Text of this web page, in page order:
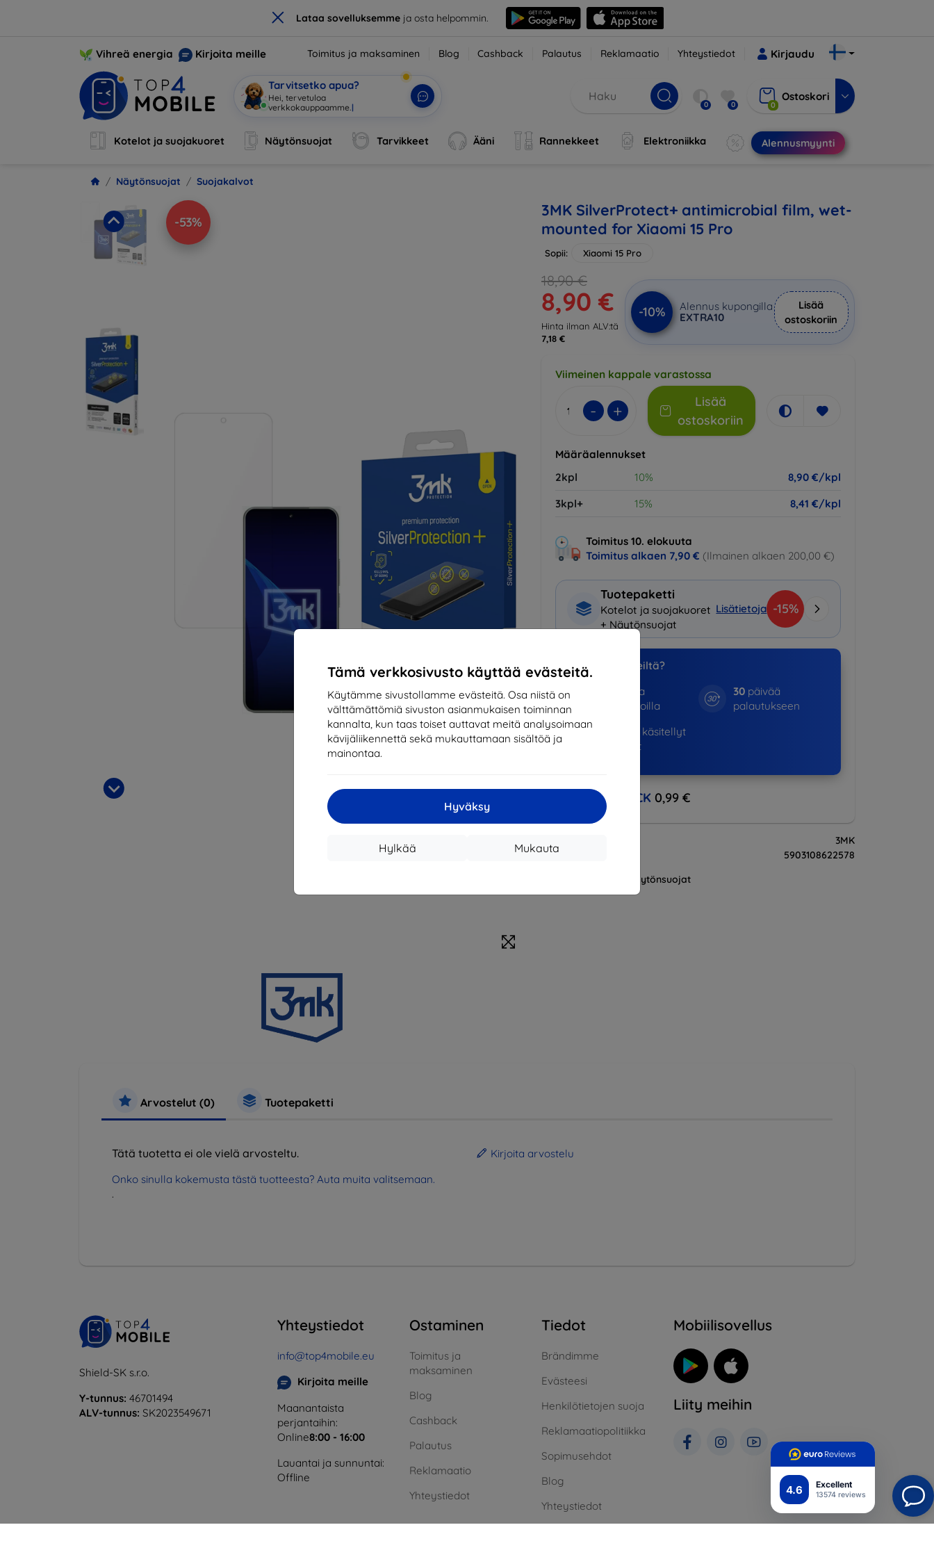
× Lataa sovelluksemmeja osta helpommin.
4.6 Excellent
13574 reviews
Tämä verkkosivusto käyttää evästeitä.
Käytämme sivustollamme evästeitä. Osa niistä on
välttämättömiä sivuston asianmukaisen toiminnan
kannalta, kun taas toiset auttavat meitä analysoimaan
kävijäliikennettä sekä mukauttamaan sisältöä ja
mainontaa.
Hyväksy
Mukauta
Hylkää
Vihreä energia Kirjoita meille Toimitus ja maksaminen Blog Cashback Palautus Reklamaatio Yhteystiedot Kirjaudu
Tarvitsetko apua?
Hei, tervetuloa
verkkokauppaamme. | 0 0 0
Ostoskori
Kotelot ja suojakuoret Näytönsuojat Tarvikkeet Ääni Rannekkeet Elektroniikka Alennusmyynti
Näytönsuojat Suojakalvot
-53%
3MK SilverProtect+ antimicrobial film, wet-
mounted for Xiaomi 15 Pro
Sopii: Xiaomi 15 Pro
18,90 €
8,90 €
Hinta ilman ALV:tä
7,18 €
-10%
Alennus kupongilla
EXTRA10
Lisää
ostoskoriin
Viimeinen kappale varastossa
- +
Lisää
ostoskoriin
Määräalennukset
2kpl
10%
8,90 €/kpl
3kpl+
15% 8,41 €/kpl
Toimitus 10. elokuuta
Toimitus alkaen 7,90 € (Ilmainen alkaen 200,00 €)
Tuotepaketti
Kotelot ja suojakuoret
+ Näytönsuojat
Lisätietoja -15%
Miksi ostaa meiltä?
vuotta
markkinoilla
30päivää
palautukseen
käsitellyt
tilaukset
CASHBACK 0,99 €
3MK
EAN
5903108622578
Näytönsuojat
Arvostelut (0) Tuotepaketti
Tätä tuotetta ei ole vielä arvosteltu.
Onko sinulla kokemusta tästä tuotteesta? Auta muita valitsemaan.
.
Kirjoita arvostelu
Shield-SK s.r.o.
Y-tunnus: 46701494
ALV-tunnus: SK2023549671
Yhteystiedot
info@top4mobile.eu
Kirjoita meille
Maanantaista
perjantaihin:
Online8:00 - 16:00
Lauantai ja sunnuntai:
Offline
Ostaminen
Toimitus ja
maksaminen
Blog
Cashback
Palautus
Reklamaatio
Yhteystiedot
Tiedot
Brändimme
Evästeesi
Henkilötietojen suoja
Reklamaatiopolitiikka
Sopimusehdot
Blog
Yhteystiedot
Mobiilisovellus
Liity meihin